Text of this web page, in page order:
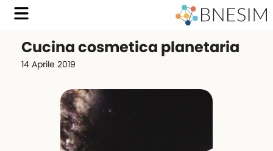
Cucina cosmetica planetaria
14 Aprile 2019